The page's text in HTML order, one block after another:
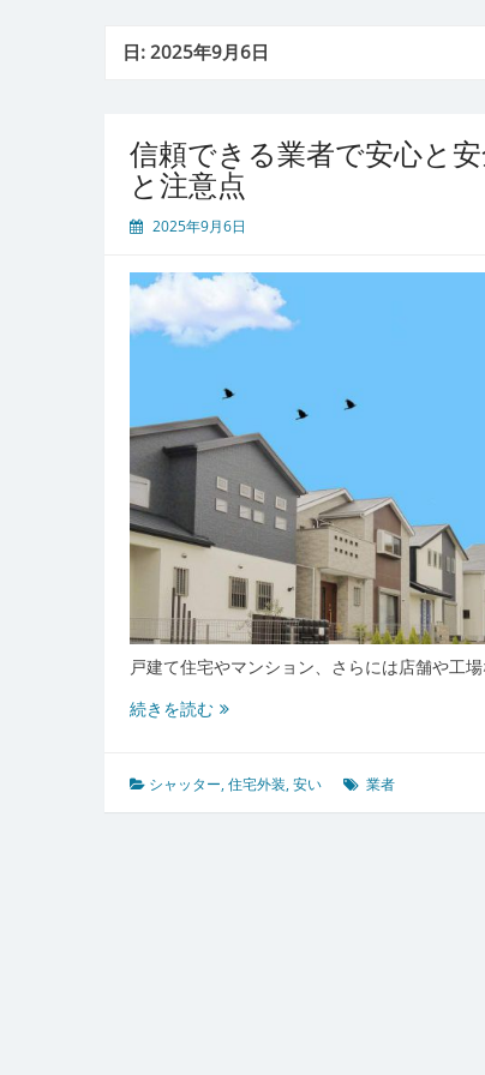
日:2025年9月6日
信頼できる業者で安心と
と注意点
2025年9月6日
戸建て住宅やマンション、さらには店舗や工
続きを読む信
き
る
シャッター,住宅外装,安い 業者